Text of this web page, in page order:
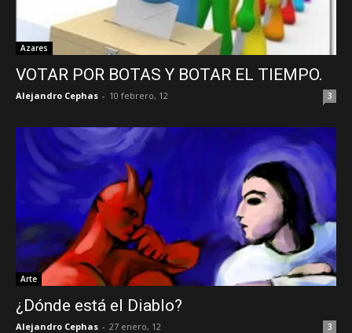
Azares
VOTAR POR BOTAS Y BOTAR EL TIEMPO.
Alejandro Cephas - 10 febrero, 12 3
Arte
¿Dónde está el Diablo?
Alejandro Cephas - 27 enero, 12 3